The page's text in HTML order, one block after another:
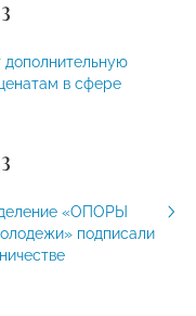
дополнительную
в сфере
«ОПОРЫ
подписали